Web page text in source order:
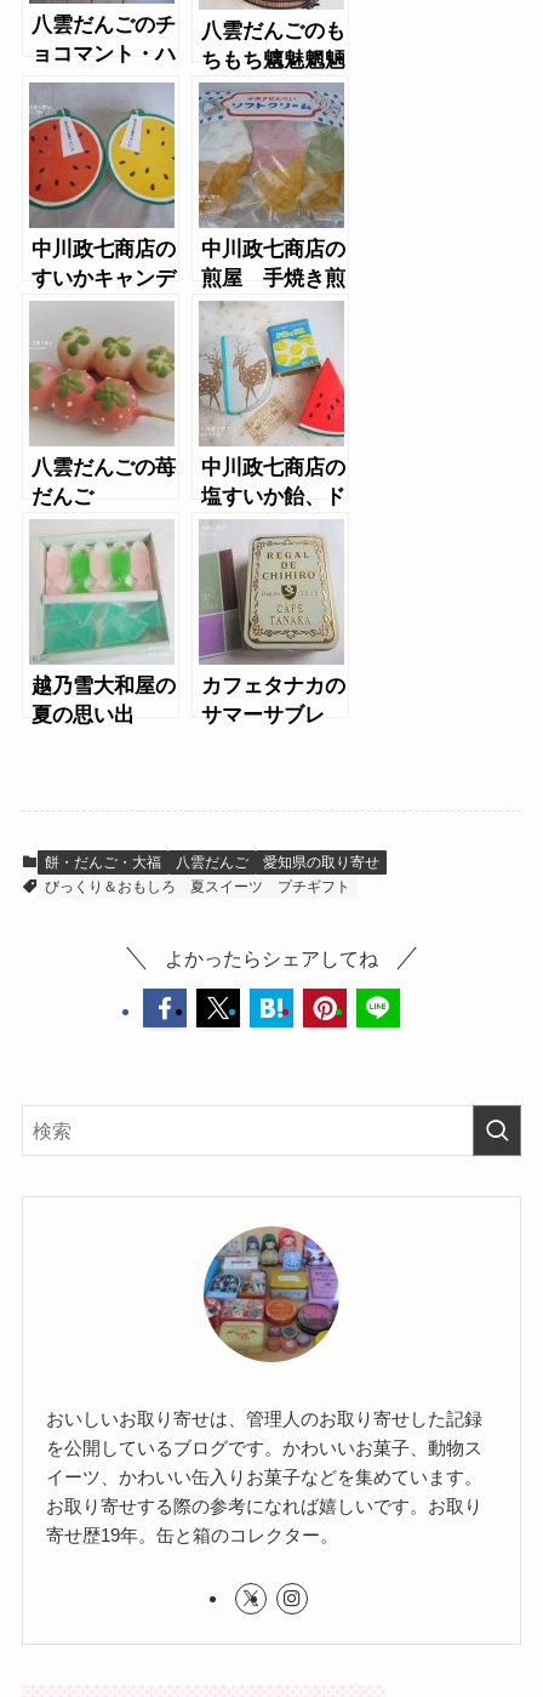
八雲だんごのチ
ョコマント・ハ
ロウィンセット
八雲だんごのも
ちもち魑魅魍魎
餅（ちみもうり
ょうもち）
中川政七商店の
すいかキャンデ
ィ
中川政七商店の
煎屋 手焼き煎
餅ソフトクリー
ム
八雲だんごの苺
だんご
中川政七商店の
塩すいか飴、ド
ロップス缶
越乃雪大和屋の
夏の思い出
カフェタナカの
サマーサブレ
餅・だんご・大福 八雲だんご
愛知県の取り寄せ
びっくり＆おもしろ
夏スイーツ プチギフト
よかったらシェアしてね
おいしいお取り寄せは、管理人のお取り寄せした記録
を公開しているブログです。かわいいお菓子、動物ス
イーツ、かわいい缶入りお菓子などを集めています。
お取り寄せする際の参考になれば嬉しいです。お取り
寄せ歴19年。缶と箱のコレクター。